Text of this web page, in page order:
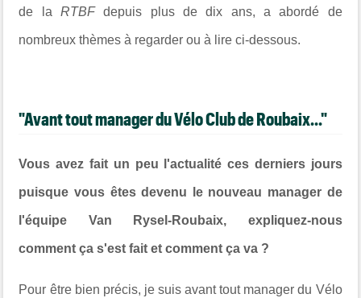
de laRTBFdepuis plus de dix ans, a abordé de
nombreux thèmes à regarder ou à lire ci-dessous.
"Avant tout manager du Vélo Club de Roubaix..."
Vous avez fait un peu l'actualité ces derniers jours
puisque vous êtes devenu le nouveau manager de
l'équipe Van Rysel-Roubaix, expliquez-nous
comment ça s'est fait et comment ça va ?
Pour être bien précis, je suis avant tout manager du Vélo